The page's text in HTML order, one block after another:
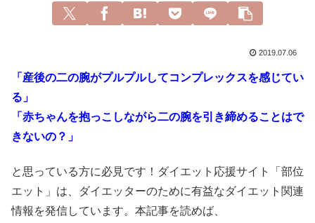
2019.07.06
「産後の二の腕がプルプルしてコンプレックスを感じてい
る」
「赤ちゃんを抱っこしながら二の腕を引き締めることはで
きないの？」
と思っている方に必見です！ダイエット応援サイト「部位
エット」は、ダイエッターのために有益なダイエット関連
情報を発信しています。本記事を読めば、